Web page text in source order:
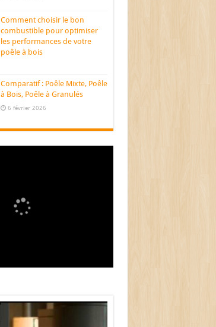
Comment choisir le bon
combustible pour optimiser
les performances de votre
poêle à bois
Comparatif : Poêle Mixte, Poêle
à Bois, Poêle à Granulés
6 février 2026